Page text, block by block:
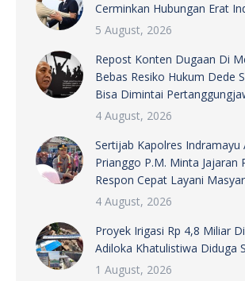
Cerminkan Hubungan Erat
5 August, 2026
Repost Konten Dugaan Di
Bebas Resiko Hukum Dede
Bisa Dimintai
4 August, 2026
Sertijab Kapolres Indramayu
Prianggo P.M. Minta Jajaran
Respon Cepat Layani
4 August, 2026
Proyek Irigasi Rp 4,8 Miliar
Adiloka Khatulistiwa Diduga
1 August, 2026